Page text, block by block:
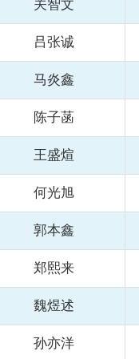
关智文
吕张诚
马炎鑫
陈子菡
王盛煊
何光旭
郭本鑫
郑熙来
魏煜述
孙亦洋